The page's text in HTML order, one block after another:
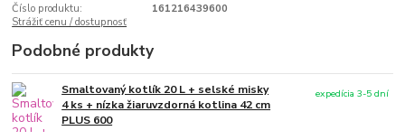
Číslo produktu:
161216439600
Strážiť cenu / dostupnosť
Podobné produkty
Smaltovaný kotlík 20 L + selské misky
4 ks + nízka žiaruvzdorná kotlina 42 cm
PLUS 600
expedícia 3-5 dní